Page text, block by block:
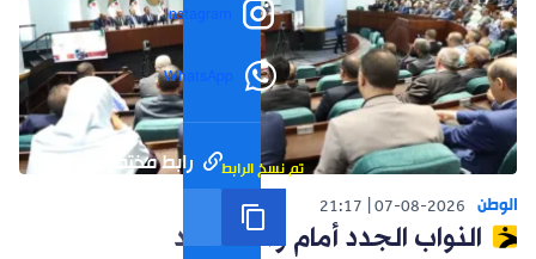
Instagram
WhatsApp
رابط مختصر تم نسخ الرابط
الوطن 07-08-2026
21:17
النواب الجدد أمام واقع جديد